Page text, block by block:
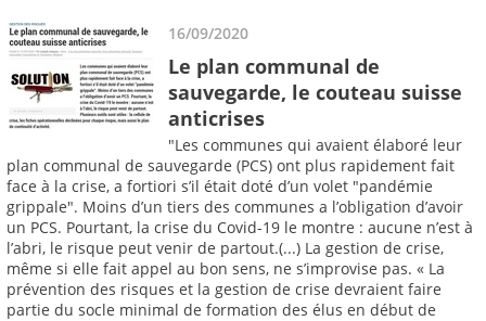
16/09/2020
Le plan communal de
sauvegarde, le couteau suisse
anticrises
"Les communes qui avaient élaboré leur
plan communal de sauvegarde (PCS) ont plus rapidement fait
face à la crise, a fortiori s’il était doté d’un volet "pandémie
grippale". Moins d’un tiers des communes a l’obligation d’avoir
un PCS. Pourtant, la crise du Covid-19 le montre : aucune n’est à
l’abri, le risque peut venir de partout.(...) La gestion de crise,
même si elle fait appel au bon sens, ne s’improvise pas. « La
prévention des risques et la gestion de crise devraient faire
partie du socle minimal de formation des élus en début de